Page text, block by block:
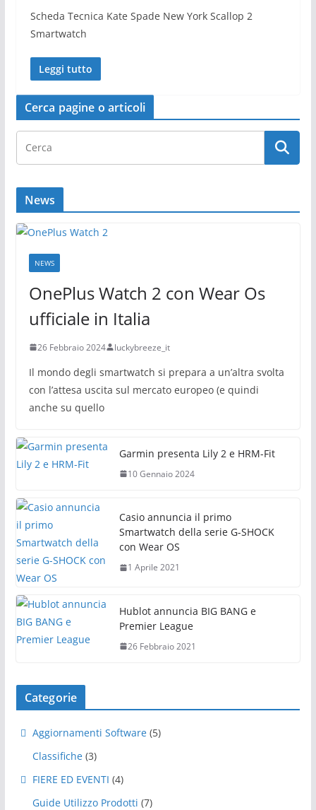
Scheda Tecnica Kate Spade New York Scallop 2
Smartwatch
Leggi tutto
Cerca pagine o articoli
News
NEWS
OnePlus Watch 2 con Wear Os
ufficiale in Italia
26 Febbraio 2024 luckybreeze_it
Il mondo degli smartwatch si prepara a un’altra svolta
con l’attesa uscita sul mercato europeo (e quindi
anche su quello
Garmin presenta Lily 2 e HRM-Fit
10 Gennaio 2024
Casio annuncia il primo
Smartwatch della serie G-SHOCK
con Wear OS
1 Aprile 2021
Hublot annuncia BIG BANG e
Premier League
26 Febbraio 2021
Categorie
Aggiornamenti Software (5)
Classifiche (3)
FIERE ED EVENTI (4)
Guide Utilizzo Prodotti (7)